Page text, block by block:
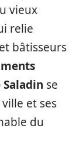
vieux
relie
bâtisseurs
se
et ses
du